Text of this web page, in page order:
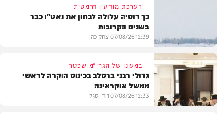
הערכת מודיעין דרמטית
כך רוסיה עלולה לבחון את נאט"ו כבר
בשנים הקרובות
12:39
07/08/26יצחק כהן
במעונו של הגרי"מ שכטר
גדולי רבני ברסלב בכינוס הוקרה לראשי
ממשל אוקראינה
12:33
07/08/26דודי סגל